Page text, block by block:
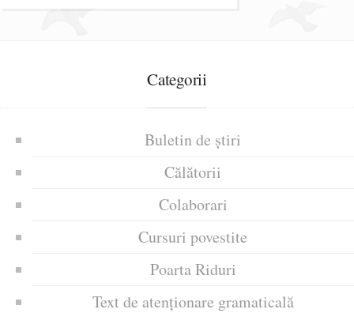
Categorii
Buletin de știri
Călătorii
Colaborari
Cursuri povestite
Poarta Riduri
Text de atenționare gramaticală